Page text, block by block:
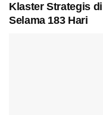
Klaster Strategis
Selama 183 Hari